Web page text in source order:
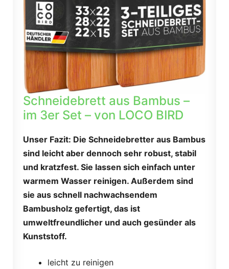
Schneidebrett aus Bambus –
im 3er Set – von LOCO BIRD
Unser Fazit: Die Schneidebretter aus Bambus
sind leicht aber dennoch sehr robust, stabil
und kratzfest. Sie lassen sich einfach unter
warmem Wasser reinigen. Außerdem sind
sie aus schnell nachwachsendem
Bambusholz gefertigt, das ist
umweltfreundlicher und auch gesünder als
Kunststoff.
leicht zu reinigen